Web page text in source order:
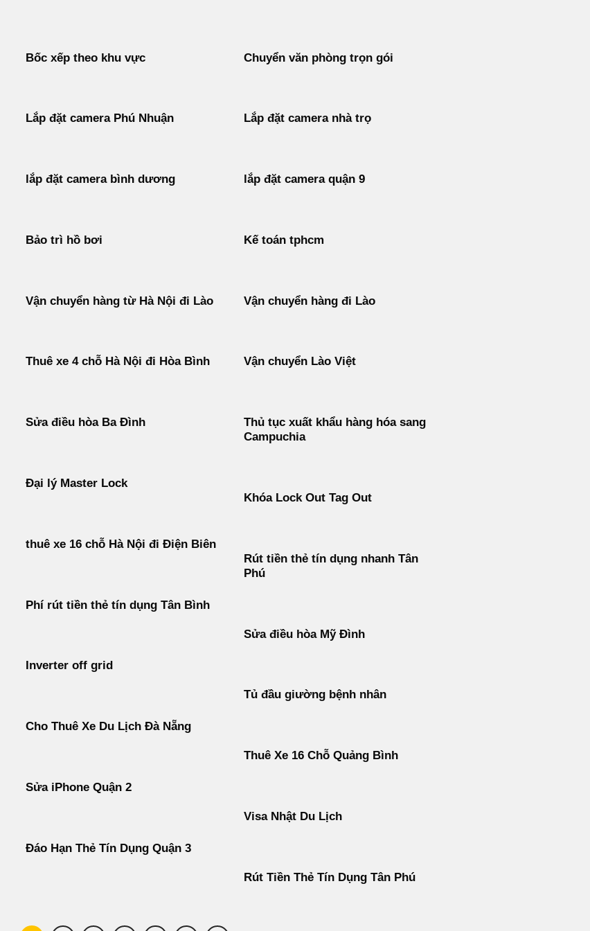
Bốc xếp theo khu vực Chuyển văn phòng trọn gói
Lắp đặt camera Phú Nhuận Lắp đặt camera nhà trọ
lắp đặt camera bình dương lắp đặt camera quận 9
Bảo trì hồ bơi Kế toán tphcm
Vận chuyển hàng từ Hà Nội đi Lào Vận chuyển hàng đi Lào
Thuê xe 4 chỗ Hà Nội đi Hòa Bình Vận chuyển Lào Việt
Sửa điều hòa Ba Đình
Thủ tục xuất khẩu hàng hóa sang
Campuchia
Đại lý Master Lock
Khóa Lock Out Tag Out
thuê xe 16 chỗ Hà Nội đi Điện Biên
Rút tiền thẻ tín dụng nhanh Tân
Phú
Phí rút tiền thẻ tín dụng Tân Bình
Sửa điều hòa Mỹ Đình
Inverter off grid
Tủ đầu giường bệnh nhân
Cho Thuê Xe Du Lịch Đà Nẵng
Thuê Xe 16 Chỗ Quảng Bình
Sửa iPhone Quận 2
Visa Nhật Du Lịch
Đáo Hạn Thẻ Tín Dụng Quận 3
Rút Tiền Thẻ Tín Dụng Tân Phú